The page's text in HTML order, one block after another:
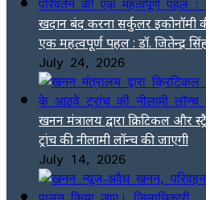
खदान बंद करना सर्कुलर इकोनॉमी
एक महत्वपूर्ण पहल : डॉ. जितेन्द्र
July 24, 2026
खनन मंत्रालय द्वारा क्रिटिकल
ट्रांच की नीलामी लॉन्च की जाएगी
July 14, 2026